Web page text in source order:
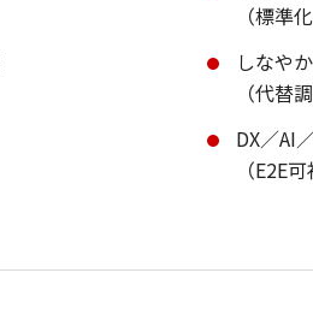
（標準
しなや
（代替
DX／AI
（E2E